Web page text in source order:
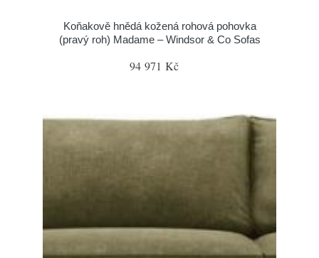
Koňakově hnědá kožená rohová pohovka
(pravý roh) Madame – Windsor & Co Sofas
94 971 Kč